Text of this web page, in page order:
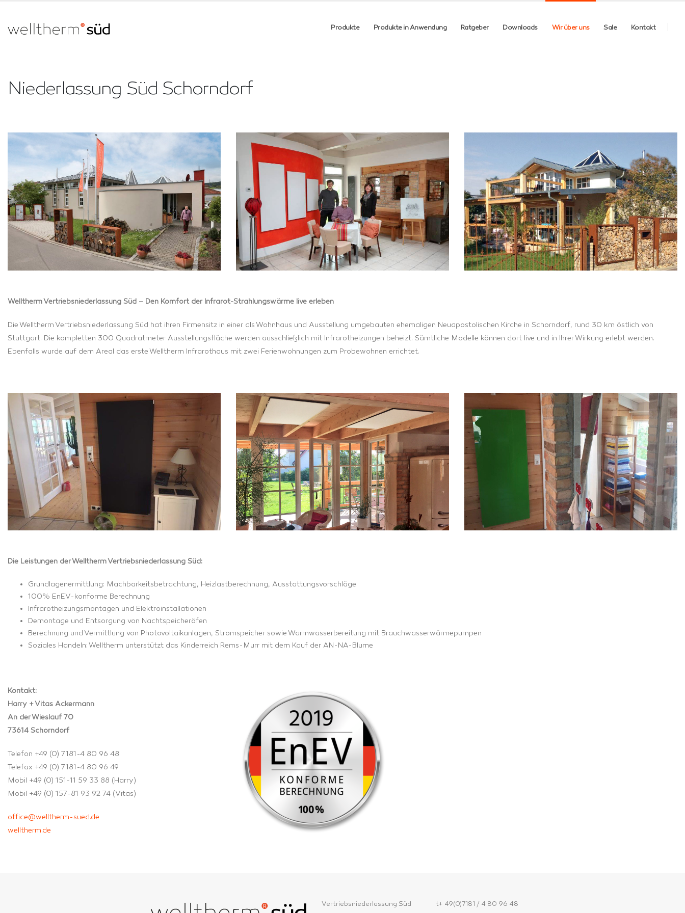
Produkte Produkte in Anwendung Ratgeber Downloads Wir über uns Sale Kontakt
Niederlassung Süd Schorndorf
Welltherm Vertriebsniederlassung Süd – Den Komfort der Infrarot-Strahlungswärme live erleben
Die Welltherm Vertriebsniederlassung Süd hat ihren Firmensitz in einer als Wohnhaus und Ausstellung umgebauten ehemaligen Neuapostolischen Kirche in Schorndorf, rund 30 km östlich von
Stuttgart. Die kompletten 300 Quadratmeter Ausstellungsfläche werden ausschließlich mit Infrarotheizungen beheizt. Sämtliche Modelle können dort live und in Ihrer Wirkung erlebt werden.
Ebenfalls wurde auf dem Areal das erste Welltherm Infrarothaus mit zwei Ferienwohnungen zum Probewohnen errichtet.
Die Leistungen der Welltherm Vertriebsniederlassung Süd:
Grundlagenermittlung: Machbarkeitsbetrachtung, Heizlastberechnung, Ausstattungsvorschläge
100% EnEV-konforme Berechnung
Infrarotheizungsmontagen und Elektroinstallationen
Demontage und Entsorgung von Nachtspeicheröfen
Berechnung und Vermittlung von Photovoltaikanlagen, Stromspeicher sowie Warmwasserbereitung mit Brauchwasserwärmepumpen
Soziales Handeln: Welltherm unterstützt das Kinderreich Rems-Murr mit dem Kauf der AN-NA-Blume
Kontakt:
Harry + Vitas Ackermann
An der Wieslauf 70
73614 Schorndorf
Telefon +49 (0) 7181-4 80 96 48
Telefax +49 (0) 7181-4 80 96 49
Mobil +49 (0) 151-11 59 33 88 (Harry)
Mobil +49 (0) 157-81 93 92 74 (Vitas)
office@welltherm-sued.de
welltherm.de
Vertriebsniederlassung Süd t+ 49(0)7181 / 4 80 96 48